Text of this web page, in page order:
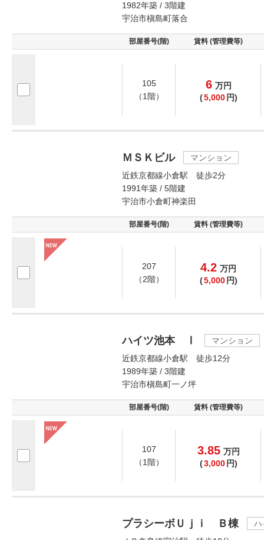
1982年築 / 3階建
宇治市槇島町落合
部屋番号(階) 賃料 (管理費等)
105
（1階）
6 万円
(5,000 円)
ＭＳＫビル
マンション
近鉄京都線小倉駅 徒歩2分
1991年築 / 5階建
宇治市小倉町神楽田
部屋番号(階) 賃料 (管理費等)
207
（2階）
4.2 万円
(5,000 円)
ハイツ池本 Ⅰ
マンション
近鉄京都線小倉駅 徒歩12分
1989年築 / 3階建
宇治市槇島町一ノ坪
部屋番号(階) 賃料 (管理費等)
107
（1階）
3.85 万円
(3,000 円)
プラシーボＵｊｉ Ｂ棟
ハ